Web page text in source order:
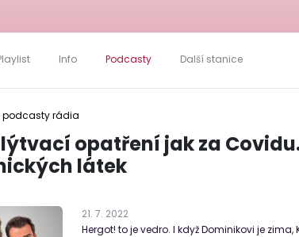
Info Podcasty Další stanice
podcasty rádia
opatření jak za
látek
21. 7. 2022
Hergot! to je vedro. I když Dominikovi je